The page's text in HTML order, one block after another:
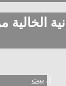
الخالية
بيت